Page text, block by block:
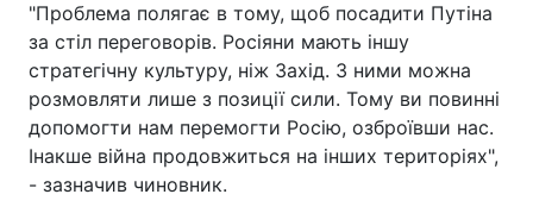
"Проблема полягає в тому, щоб посадити Путіна
за стіл переговорів. Росіяни мають іншу
стратегічну культуру, ніж Захід. З ними можна
розмовляти лише з позиції сили. Тому ви повинні
допомогти нам перемогти Росію, озброївши нас.
Інакше війна продовжиться на інших територіях",
- зазначив чиновник.